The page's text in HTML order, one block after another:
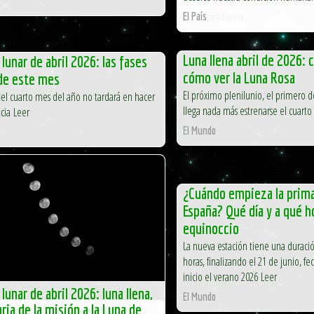
El Independiente
El País
Luna llena abril de 2026:
cómo ver la Luna Rosa
El próximo plenilunio, el primero
llega nada más estrenarse el
El Mundo
de abril 2026: las fases
este mes
cuarto mes del año no tardará en hacer
Leer
de abril 2026: luna llena,
¿Cuándo empieza la
España? Qué día y a qué
equinoccio
La nueva estación tiene una
horas, finalizando el 21 de junio,
inicio el verano 2026 Leer
El Mundo
de la misión a la Luna de